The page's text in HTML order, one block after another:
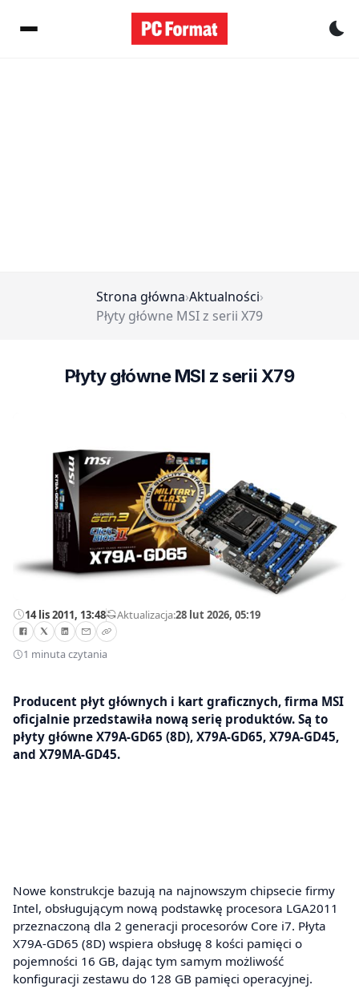
Strona główna›Aktualności›
Płyty główne MSI z serii X79
Płyty główne MSI z serii X79
14 lis 2011, 13:48—Aktualizacja:28 lut 2026, 05:19
1 minuta czytania
Producent płyt głównych i kart graficznych, firma MSI
oficjalnie przedstawiła nową serię produktów. Są to
płyty główne X79A-GD65 (8D), X79A-GD65, X79A-GD45,
and X79MA-GD45.
Nowe konstrukcje bazują na najnowszym chipsecie firmy
Intel, obsługującym nową podstawkę procesora LGA2011
przeznaczoną dla 2 generacji procesorów Core i7. Płyta
X79A-GD65 (8D) wspiera obsługę 8 kości pamięci o
pojemności 16 GB, dając tym samym możliwość
konfiguracji zestawu do 128 GB pamięci operacyjnej.